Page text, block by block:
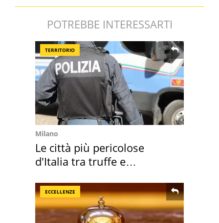
POTREBBE INTERESSARTI
TERRITORIO
Milano
Le città più pericolose
d'Italia tra truffe e
ECCELLENZE